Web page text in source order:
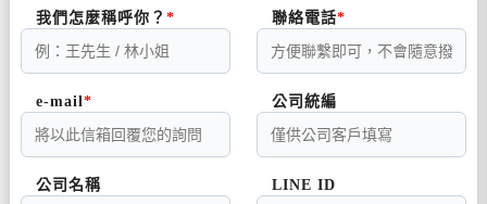
我們怎麼稱呼你？ 聯絡電話
e-mail 公司統編
公司名稱 LINE ID